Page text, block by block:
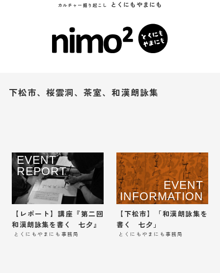
カルチャー掘り起こし とくにもやまにも
下松市、桜雲洞、茶室、和漢朗詠集
EVENT
REPORT
【レポート】講座『第二回
和漢朗詠集を書く 七夕』
とくにもやまにも事務局
EVENT
INFORMATION
【下松市】「和漢朗詠集を
書く 七夕」
とくにもやまにも事務局